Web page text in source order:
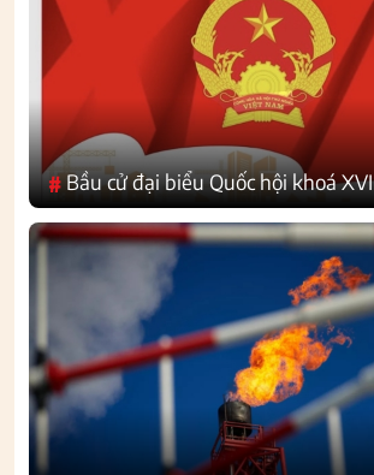
#Bầu cử đại biểu Quốc hội khoá XVI